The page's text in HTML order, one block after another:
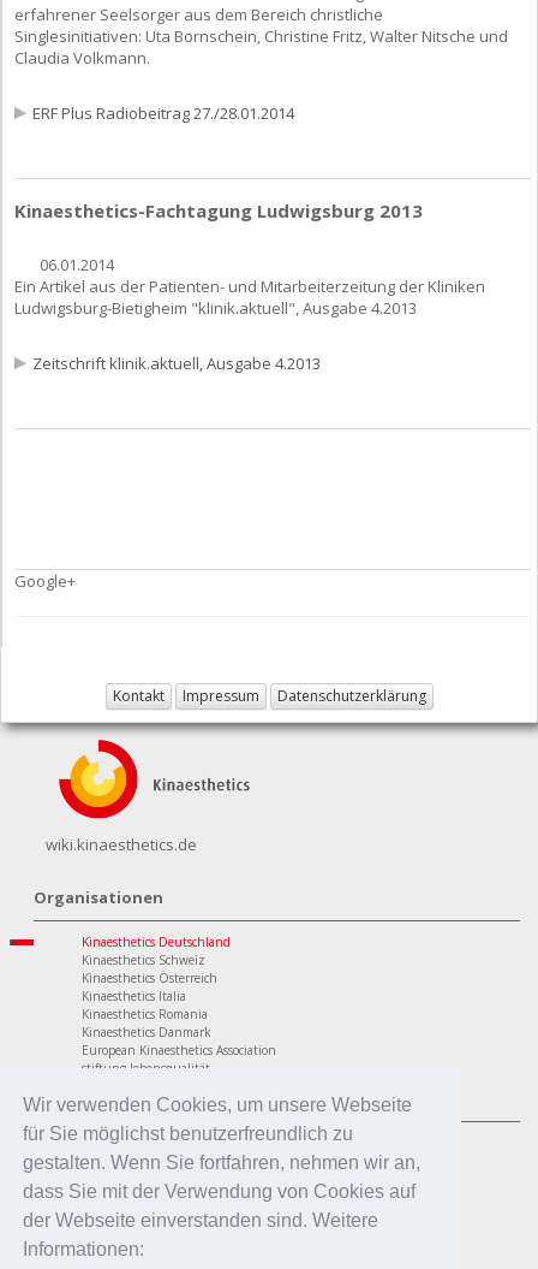
Wir verwenden Cookies, um unsere Webseite
für Sie möglichst benutzerfreundlich zu
gestalten. Wenn Sie fortfahren, nehmen wir an,
dass Sie mit der Verwendung von Cookies auf
der Webseite einverstanden sind. Weitere
Informationen:
erfahrener Seelsorger aus dem Bereich christliche
Singlesinitiativen: Uta Bornschein, Christine Fritz, Walter Nitsche und
Claudia Volkmann.
ERF Plus Radiobeitrag 27./28.01.2014
Kinaesthetics-Fachtagung Ludwigsburg 2013
06.01.2014
Ein Artikel aus der Patienten- und Mitarbeiterzeitung der Kliniken
Ludwigsburg-Bietigheim "klinik.aktuell", Ausgabe 4.2013
Zeitschrift klinik.aktuell, Ausgabe 4.2013
Google+
Kontakt Impressum Datenschutzerklärung
wiki.kinaesthetics.de
Organisationen
Kinaesthetics Deutschland
Kinaesthetics Schweiz
Kinaesthetics Österreich
Kinaesthetics Italia
Kinaesthetics Romania
Kinaesthetics Danmark
European Kinaesthetics Association
stiftung lebensqualität
Programme
personaler Bereich
Kinaesthetics Lebensqualität im Alter
Kinaesthetics Kreatives Lernen
professionaler Bereich
Kinaesthetics in der Pflege
Kinaesthetics Pflegende Angehörige